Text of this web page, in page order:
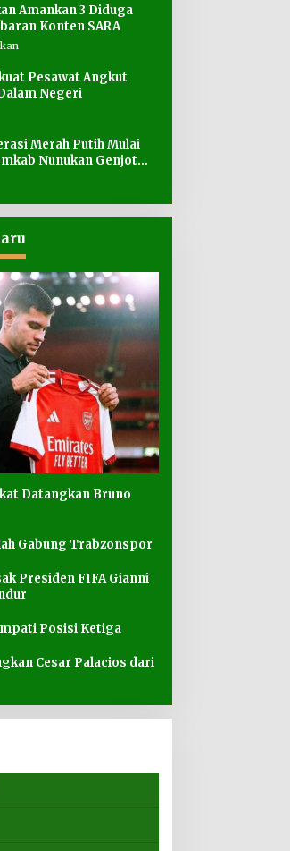
Amankan 3 Diduga
Konten SARA
Pesawat Angkut
Negeri
Merah Putih Mulai
Nunukan Genjot
Datangkan Bruno
Gabung Trabzonspor
Presiden FIFA Gianni
Posisi Ketiga
Cesar Palacios dari